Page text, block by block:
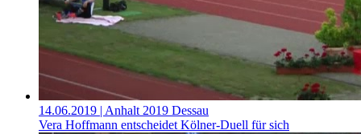
14.06.2019 | Anhalt 2019 Dessau
Vera Hoffmann entscheidet Kölner-Duell für sich